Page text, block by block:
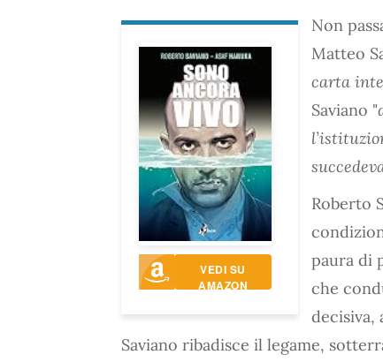
VEDI SU
AMAZON
Non
Matteo
carta
Saviano "
Roberto
paura di
che
decisiva,
Saviano ribadisce il legame,